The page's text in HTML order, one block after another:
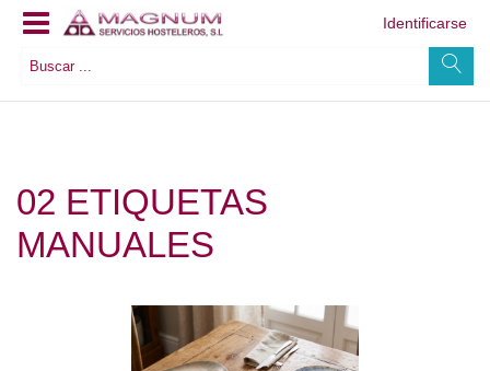
Identificarse
02 ETIQUETAS
MANUALES